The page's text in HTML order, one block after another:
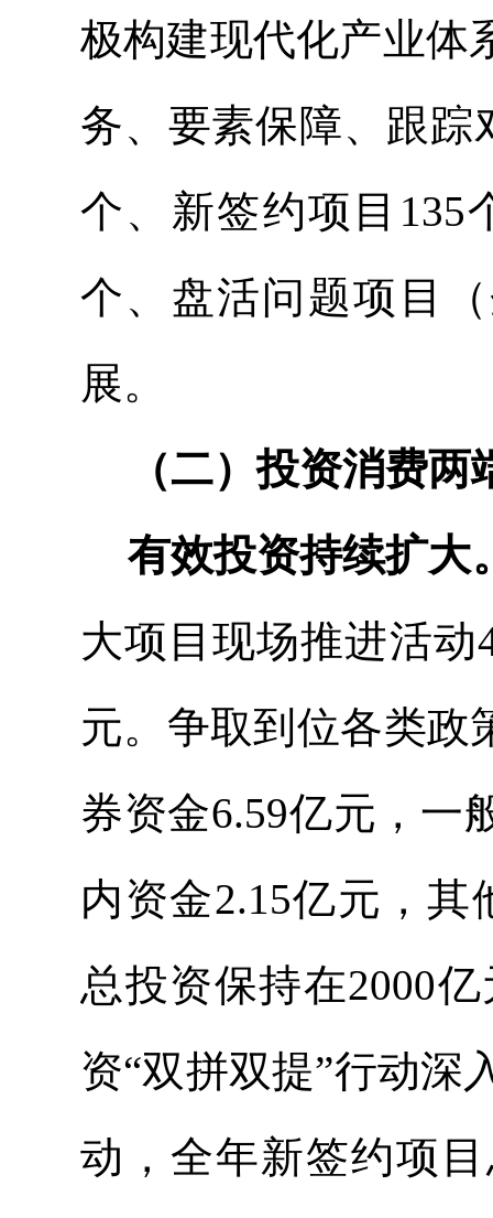
极构建现代化产业体
务、要素保障、跟踪
个、新签约项目135
个、盘活问题项目
展。
（二）投资消费
有效投资持续扩大
大项目现场推进活动
元。争取到位各类政
券资金6.59亿元，一
内资金2.15亿元，其
总投资保持在2000
资“双拼双提”行动深
动，全年新签约项